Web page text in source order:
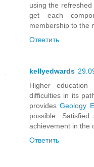
using the
get each
membership to the
Ответить
kellyedwards
Higher
difficulties in its
providesGeology
possible.
achievement in the
Ответить